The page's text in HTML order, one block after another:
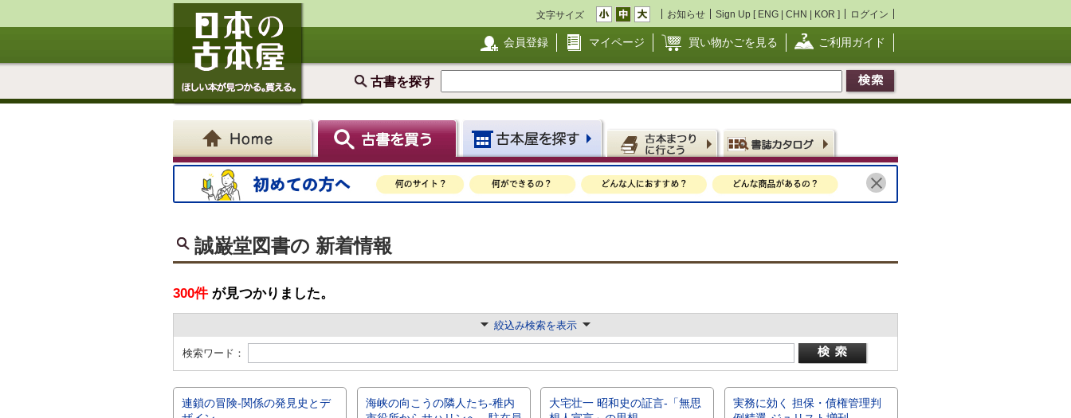
文字サイズ お知らせ Sign Up [ ENG | CHN | KOR ] ログイン
会員登録 マイページ 買い物かごを見る ご利用ガイド
古書を探す
誠巌堂図書の 新着情報
300件 が見つかりました。
絞込み検索を表示
検索ワード：
連鎖の冒険‐関係の発見史とデ
海峡の向こうの隣人たち‐稚内
大宅壮一 昭和史の証言‐「無思
実務に効く 担保・債権管理判